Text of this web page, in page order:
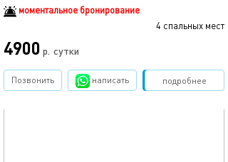
моментальное бронирование
4 спальных мест
4900 р. сутки
подробнее
Позвонить написать Забронировать